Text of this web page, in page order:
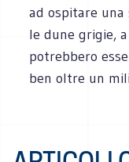
ad ospitare
le dune grigie,
potrebbero
ben oltre un